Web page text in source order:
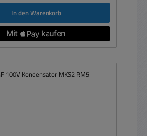
In den Warenkorb